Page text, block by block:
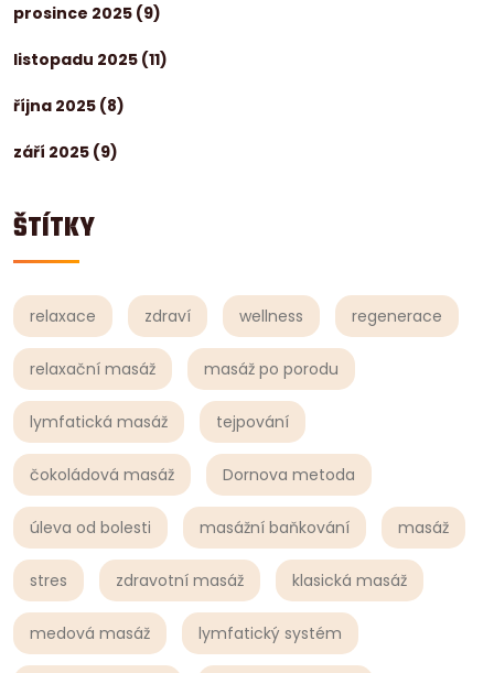
prosince 2025 (9)
listopadu 2025 (11)
října 2025 (8)
září 2025 (9)
ŠTÍTKY
relaxace zdraví wellness regenerace
relaxační masáž masáž po porodu
lymfatická masáž tejpování
čokoládová masáž Dornova metoda
úleva od bolesti masážní baňkování masáž
stres zdravotní masáž klasická masáž
medová masáž lymfatický systém